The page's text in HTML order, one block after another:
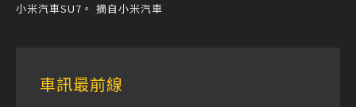
小米汽車SU7。 摘自小米汽車
車訊最前線